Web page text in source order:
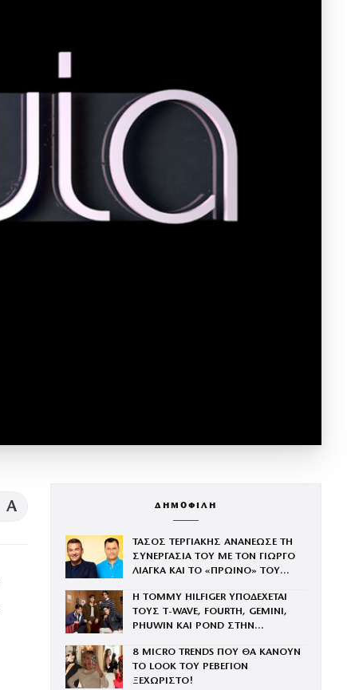
A ΔΗΜΟΦΙΛΗ
ΤΑΣΟΣ ΤΕΡΓΙΑΚΗΣ ΑΝΑΝΕΩΣΕ ΤΗ
ΣΥΝΕΡΓΑΣΙΑ ΤΟΥ ΜΕ ΤΟΝ ΓΙΩΡΓΟ
ΛΙΑΓΚΑ ΚΑΙ ΤΟ «ΠΡΩΙΝΟ» ΤΟΥ
Η TOMMY HILFIGER ΥΠΟΔΕΧΕΤΑΙ
ΤΟΥΣ Τ-WAVE, FOURTH, GEMINI,
PHUWIN ΚΑΙ POND ΣΤΗΝ
8 MICRO TRENDS ΠΟΥ ΘΑ ΚΑΝΟΥΝ
ΤΟ LOOK ΤΟΥ ΡΕΒΕΓΙΟΝ
ΞΕΧΩΡΙΣΤΟ!